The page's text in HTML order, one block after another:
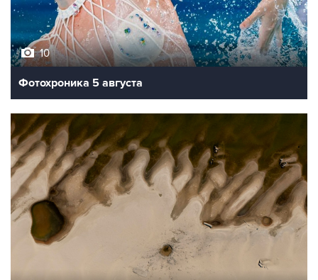
10
Фотохроника 5 августа